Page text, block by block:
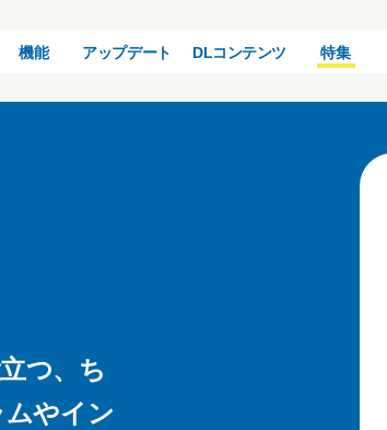
機能 アップデート DLコンテンツ 特集
つ、ち
やイン